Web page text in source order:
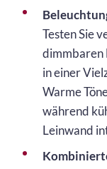
Testen Sie
dimmbaren
in einer
Warme
während
Leinwand